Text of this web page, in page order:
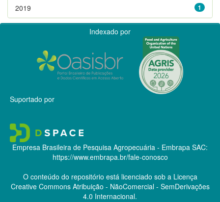
1
2019
Indexado por
Suportado por
Empresa Brasileira de Pesquisa Agropecuária - Embrapa SAC:
https://www.embrapa.br/fale-conosco
O conteúdo do repositório está licenciado sob a Licença
Creative CommonsAtribuição - NãoComercial - SemDerivações
4.0 Internacional.